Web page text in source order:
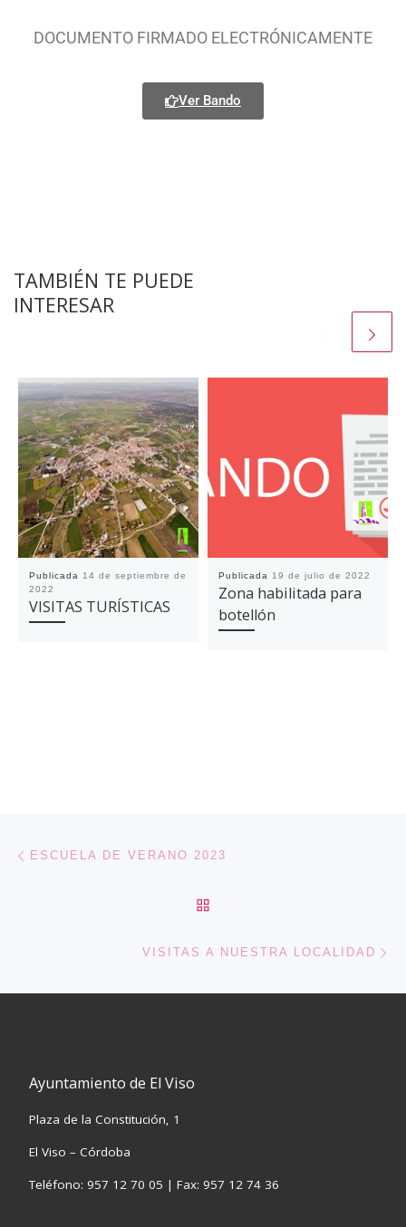
DOCUMENTO FIRMADO ELECTRÓNICAMENTE
Ver Bando
TAMBIÉN TE PUEDE
INTERESAR
Publicada
14 de septiembre de
2022
VISITAS TURÍSTICAS
Publicada 19 de julio de 2022
Zona habilitada para
botellón
Navegación de entradas
ESCUELA DE VERANO 2023
VISITAS A NUESTRA LOCALIDAD
Ayuntamiento de El Viso
Plaza de la Constitución, 1
El Viso – Córdoba
Teléfono: 957 12 70 05 | Fax: 957 12 74 36